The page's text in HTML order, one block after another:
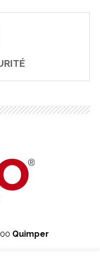
Quimper